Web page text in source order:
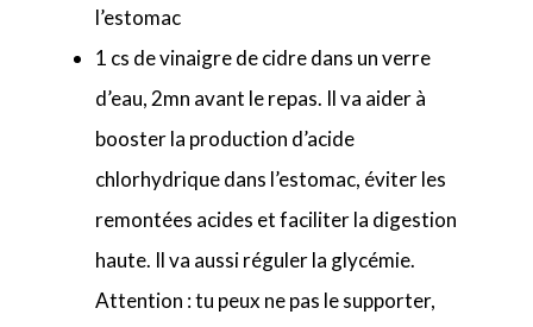
l’estomac
1 cs de vinaigre de cidre dans un verre
d’eau, 2mn avant le repas. Il va aider à
booster la production d’acide
chlorhydrique dans l’estomac, éviter les
remontées acides et faciliter la digestion
haute. Il va aussi réguler la glycémie.
Attention : tu peux ne pas le supporter,